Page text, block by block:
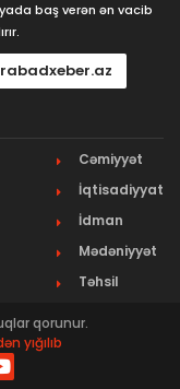
baş verən ən vacib
Cəmiyyət
İqtisadiyyat
İdman
Mədəniyyət
Təhsil
qorunur.
yığılıb